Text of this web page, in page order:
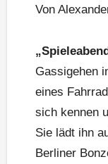
Von
Gassigehen
eines
sich kennen
Sie lädt ihn
Berliner